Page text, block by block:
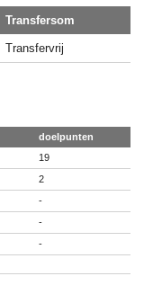
Transfersom
Transfervrij
doelpunten
19
2
-
-
-